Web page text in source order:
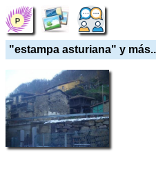
"estampa asturiana" y